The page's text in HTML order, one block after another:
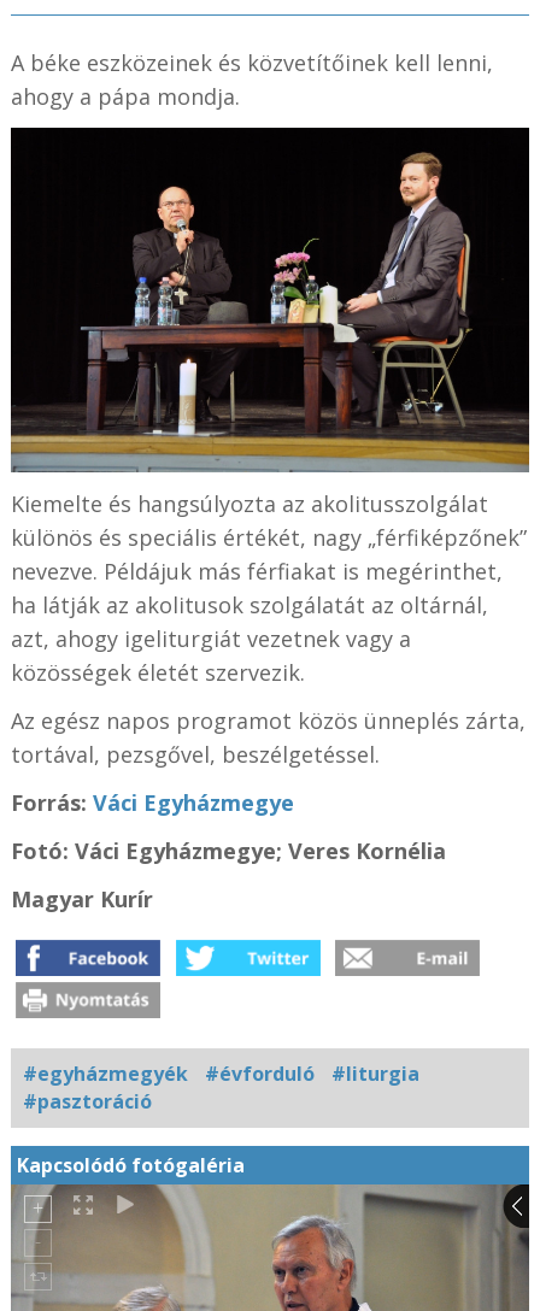
A béke eszközeinek és közvetítőinek kell lenni,
ahogy a pápa mondja.
Kiemelte és hangsúlyozta az akolitusszolgálat
különös és speciális értékét, nagy „férfiképzőnek”
nevezve. Példájuk más férfiakat is megérinthet,
ha látják az akolitusok szolgálatát az oltárnál,
azt, ahogy igeliturgiát vezetnek vagy a
közösségek életét szervezik.
Az egész napos programot közös ünneplés zárta,
tortával, pezsgővel, beszélgetéssel.
Forrás: Váci Egyházmegye
Fotó: Váci Egyházmegye; Veres Kornélia
Magyar Kurír
#egyházmegyék #évforduló
#liturgia
#pasztoráció
Kapcsolódó fotógaléria